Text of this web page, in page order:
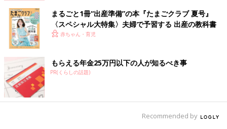
まるごと1冊“出産準備”の本『たまごクラブ 夏号』
〈スペシャル大特集〉夫婦で予習する 出産の教科書
赤ちゃん・育児
もらえる年金25万円以下の人が知るべき事
PR(くらしの話題)
Recommended by